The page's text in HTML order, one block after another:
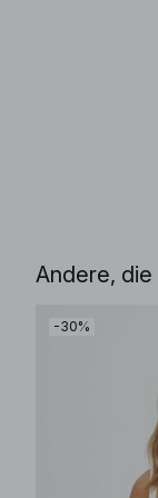
Andere,
-30%